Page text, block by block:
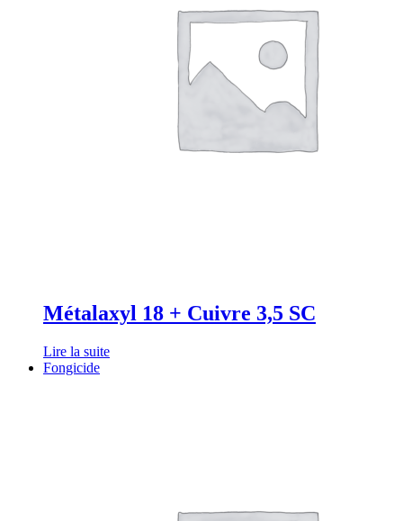
Métalaxyl 18 + Cuivre 3,5 SC
Lire la suite
Fongicide